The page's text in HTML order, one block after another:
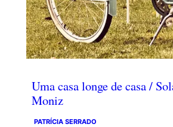
Uma casa longe de casa /
Moniz
PATRÍCIA SERRADO